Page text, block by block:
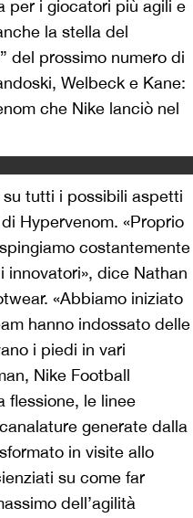
per i giocatori più agili e
la stella del
del prossimo numero di
Welbeck e Kane:
che Nike lanciò nel
tutti i possibili aspetti
Hypervenom. «Proprio
costantemente
dice Nathan
«Abbiamo iniziato
hanno indossato delle
i piedi in vari
Nike Football
flessione, le linee
generate dalla
in visite allo
su come far
dell’agilità